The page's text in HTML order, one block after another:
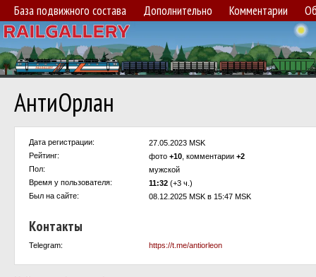
База подвижного состава Дополнительно Комментарии
АнтиОрлан
Дата регистрации:
27.05.2023 MSK
Рейтинг:
фото +10 , комментарии +2
Пол:
мужской
Время у пользователя:
11:32 (+3 ч.)
Был на сайте:
08.12.2025 MSK в 15:47 MSK
Контакты
Telegram: https://t.me/antiorleon